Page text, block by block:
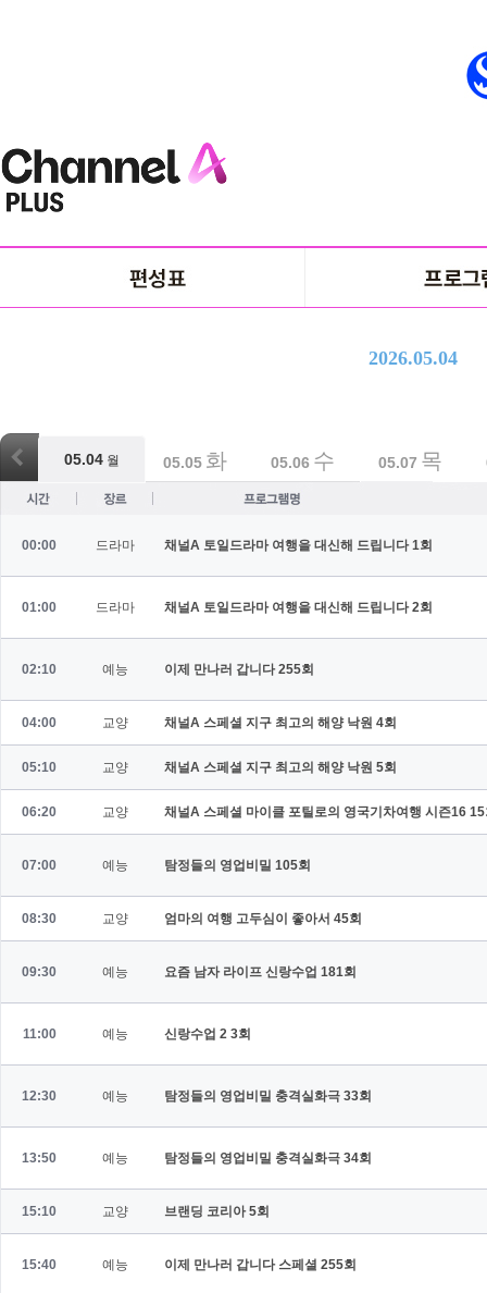
2026.05.04
05.04 월
05.04월 05.05 화 05.06 수 05.07 목
00:00 드라마 채널A 토일드라마 여행을 대신해 드립니다1회
01:00 드라마 채널A 토일드라마 여행을 대신해 드립니다2회
02:10 예능 이제 만나러 갑니다255회
04:00 교양 채널A 스페셜 지구 최고의 해양 낙원 4회
05:10 교양 채널A 스페셜 지구 최고의 해양 낙원 5회
06:20 교양 채널A 스페셜 마이클 포틸로의 영국기차여행 시즌16 15
07:00 예능 탐정들의 영업비밀 105회
08:30 교양 엄마의 여행 고두심이 좋아서 45회
09:30 예능 요즘 남자 라이프 신랑수업 181회
11:00 예능 신랑수업 2 3회
12:30 예능 탐정들의 영업비밀 충격실화극 33회
13:50 예능 탐정들의 영업비밀 충격실화극 34회
15:10 교양 브랜딩 코리아5회
15:40 예능 이제 만나러 갑니다 스페셜 255회